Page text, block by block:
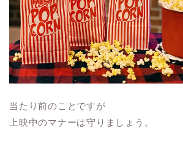
当たり前のことですが
上映中のマナーは守りましょう。